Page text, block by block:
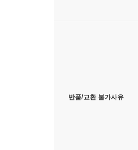
불꽃 속의 탄생과 아버지
바코스 의식의 현대적 변
제14화 아프로디테: 사
거울 속의 여신, 알고리
천 개의 얼굴을 가진 여신
반품/교환 불가사유